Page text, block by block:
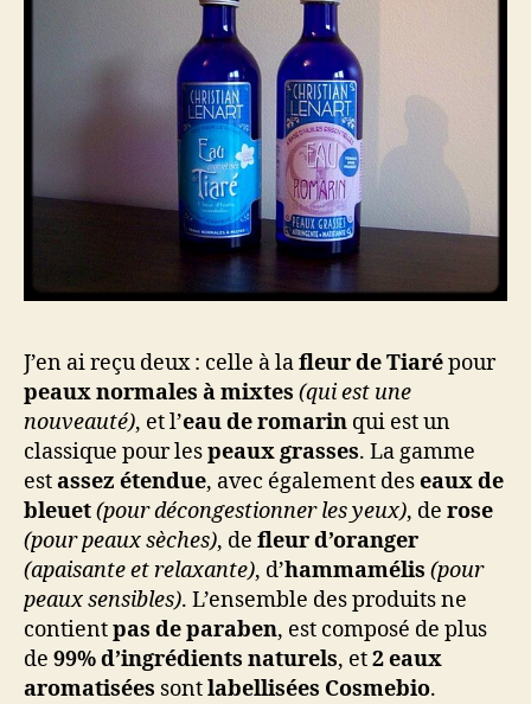
J’en ai reçu deux : celle à lafleur de Tiarépour
peaux normales à mixtes (qui est une
nouveauté), et l’eau de romarin qui est un
classique pour lespeaux grasses. La gamme
estassez étendue, avec également deseaux de
bleuet(pour décongestionner les yeux), de rose
(pour peaux sèches), de fleur d’oranger
(apaisante et relaxante), d’hammamélis (pour
peaux sensibles). L’ensemble des produits ne
contientpas de paraben, est composé de plus
de 99% d’ingrédients naturels, et2 eaux
aromatisées sontlabellisées Cosmebio.